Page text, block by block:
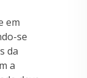
em
se
da
a